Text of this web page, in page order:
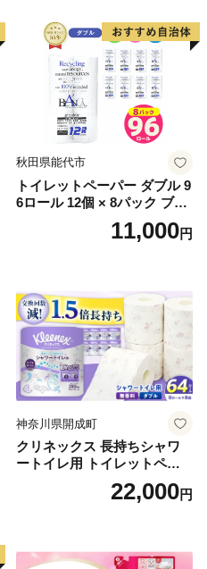
秋田県能代市
トイレットペーパー ダブル 9
6ロール 12個 × 8パック ブラ
ンカ 再生紙 100％ 芯あり 日
用品 消耗品 無香料 生活用品
11,000円
神奈川県開成町
クリネックス 長持ちシャワ
ートイレ用 トイレットペー
パー（ダブル）64ロール(8ロ
ール×8パック) 開成町 トイレ
蓄 防災 エコ 消耗品 生活雑貨
生活用品 無香料 トイレット
22,000円